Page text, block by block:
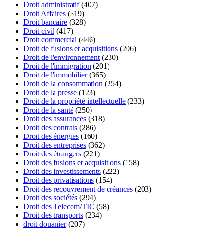
Droit administratif(407)
Droit Affaires (319)
Droit bancaire (328)
Droit civil (417)
Droit commercial (446)
Droit de fusions et acquisitions (206)
Droit de l'environnement (230)
Droit de l'immigration (201)
Droit de l'immobilier(365)
Droit de la consommation (254)
Droit de la presse (123)
Droit de la propriété intellectuelle (233)
Droit de la santé (250)
Droit des assurances (318)
Droit des contrats (286)
Droit des énergies (160)
Droit des entreprises (362)
Droit des étrangers (221)
Droit des fusions et acquisitions (158)
Droit des investissements (222)
Droit des privatisations (154)
Droit des recouvrement de créances (203)
Droit des sociétés (294)
Droit des Telecom/TIC (58)
Droit des transports (234)
droit douanier(207)